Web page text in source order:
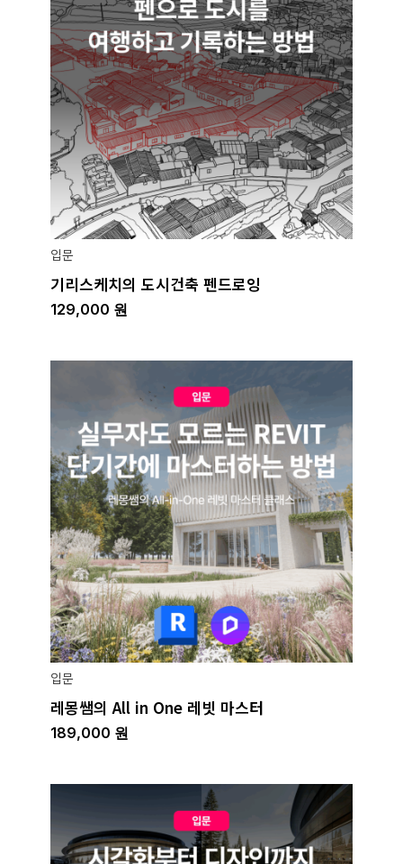
입문
기리스케치의 도시건축 펜드로잉
129,000 원
입문
레몽쌤의 All in One 레빗 마스터
189,000 원